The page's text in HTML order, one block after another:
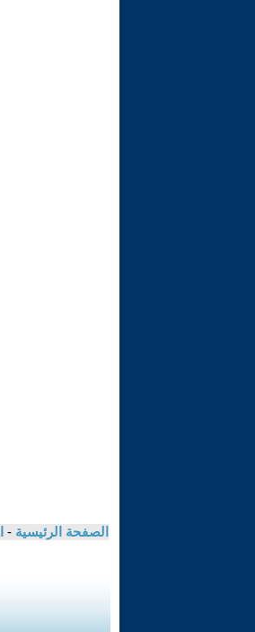
الصفحة الرئيسية -